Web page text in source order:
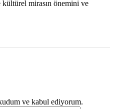
kültürel mirasın önemini ve
ve kabul ediyorum.